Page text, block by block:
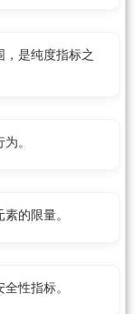
，是纯度指标之
。
的限量。
性指标。